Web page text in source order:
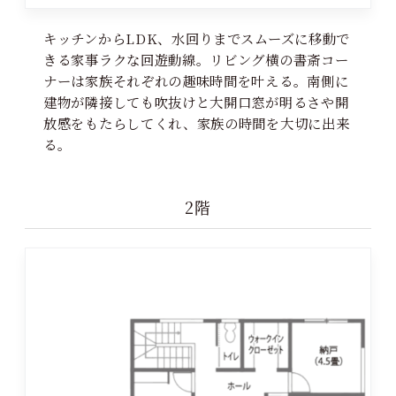
キッチンからLDK、水回りまでスムーズに移動で
きる家事ラクな回遊動線。リビング横の書斎コー
ナーは家族それぞれの趣味時間を叶える。南側に
建物が隣接しても吹抜けと大開口窓が明るさや開
放感をもたらしてくれ、家族の時間を大切に出来
る。
2階